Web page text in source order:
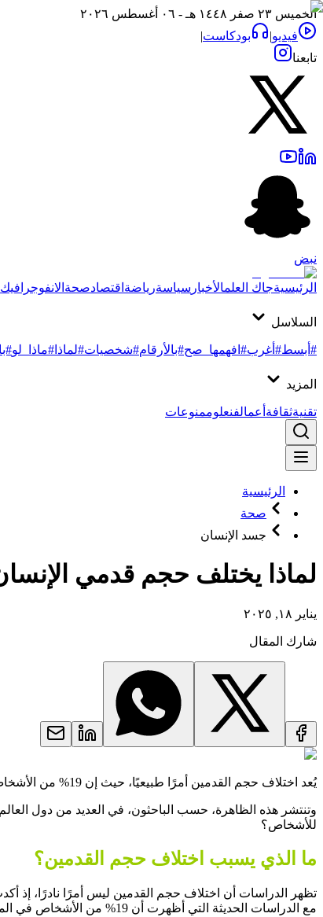
الخميس ٢٣ صفر ١٤٤٨ هـ - ٠٦ أغسطس ٢٠٢٦
فيديو| بودكاست|
تابعنا
نبض
الرئيسيةجاك العلمالأخبار سياسةرياضة اقتصادصحة الانفوجرافيك
السلاسل
#أبسط#أغرب#افهمها_صح#بالأرقام#شخصيات#لماذا #ماذا_لو
المزيد
تقنيةثقافة أعمالفنعلوممنوعات
الرئيسية
صحة
جسد الإنسان
لماذا يختلف حجم قدمي
يناير ١٨, ٢٠٢٥
شارك المقال
يُعد اختلاف حجم القدمين أمرًا طبيعيًا، حيث إن 19% من الأشخاص قد يعانون من اختلاف في طولها بمقدر قد يصل إلى أكثر من 4 مليمترات، أي ما يعادل نصف مقاس حذاء.
وتنتشر هذه الظاهرة، حسب الباحثون، في العديد من دول
للأشخاص؟
ما الذي يسبب اختلاف حجم القدمين؟
مع الدراسات الحديثة التي أظهرت أن 19% من الأشخاص في المملكة المتحدة يعانون من اختلاف ملموس في أطوال قدميهم.